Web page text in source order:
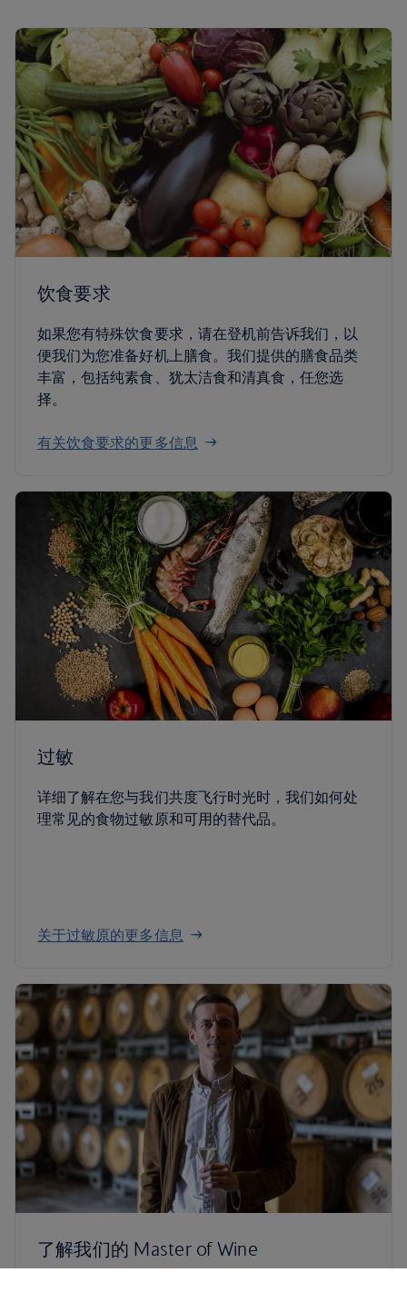
饮食要求
如果您有特殊饮食要求，请在登机前告诉我们，以
便我们为您准备好机上膳食。我们提供的膳食品类
丰富，包括纯素食、犹太洁食和清真食，任您选
择。
有关饮食要求的更多信息
过敏
详细了解在您与我们共度飞行时光时，我们如何处
理常见的食物过敏原和可用的替代品。
关于过敏原的更多信息
了解我们的 Master of Wine